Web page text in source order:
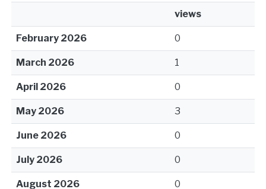
views
February 2026 0
March 2026 1
April 2026 0
May 2026 3
June 2026 0
July 2026 0
August 2026 0